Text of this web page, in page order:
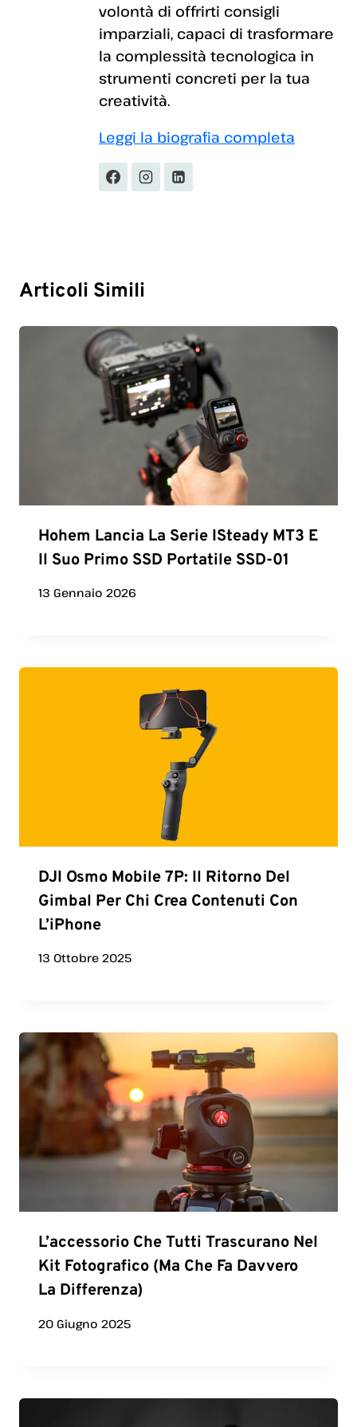
volontà di offrirti consigli
imparziali, capaci di trasformare
la complessità tecnologica in
strumenti concreti per la tua
creatività.
Leggi la biografia completa
Articoli Simili
Hohem Lancia La Serie ISteady MT3 E
Il Suo Primo SSD Portatile SSD-01
13 Gennaio 2026
DJI Osmo Mobile 7P: Il Ritorno Del
Gimbal Per Chi Crea Contenuti Con
L’iPhone
13 Ottobre 2025
L’accessorio Che Tutti Trascurano Nel
Kit Fotografico (ma Che Fa Davvero
La Differenza)
20 Giugno 2025